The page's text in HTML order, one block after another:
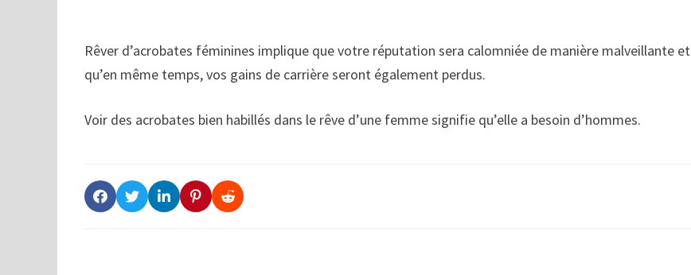
Rêver d’acrobates féminines implique que votre réputation sera calomniée de manière malveillante et
qu’en même temps, vos gains de carrière seront également perdus.
Voir des acrobates bien habillés dans le rêve d’une femme signifie qu’elle a besoin d’hommes.